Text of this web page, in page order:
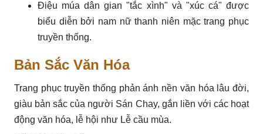
Điệu múa dân gian "tắc xình" và "xúc cá" được
biểu diễn bởi nam nữ thanh niên mặc trang phục
truyền thống.
Bản Sắc Văn Hóa
Trang phục truyền thống phản ánh nền văn hóa lâu đời,
giàu bản sắc của người Sán Chay, gắn liền với các hoạt
động văn hóa, lễ hội như Lễ cầu mùa.